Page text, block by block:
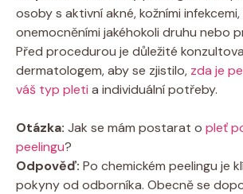
osoby s aktivní akné, kožními infekcemi,
onemocněními jakéhokoli druhu nebo
Před procedurou je důležité
dermatologem, aby se zjistilo, zda je
váš typ pleti a individuální potřeby.
Otázka: Jak se mám postarat o pleť
peelingu?
Odpověď: Po chemickém peelingu je
pokyny od odborníka. Obecně se